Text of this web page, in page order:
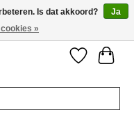
Is dat akkoord?
Ja
»